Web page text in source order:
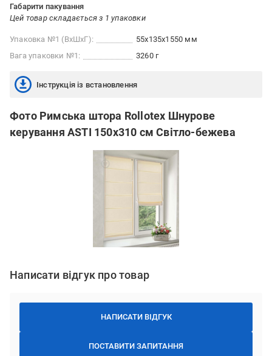
Габарити пакування
Цей товар складається з 1 упаковки
Упаковка №1 (ВхШхГ):
55x135x1550 мм
Вага упаковки №1:
3260 г
Інструкція із встановлення
Фото Римська штора Rollotex Шнурове
керування ASTI 150x310 см Світло-бежева
Написати відгук про товар
НАПИСАТИ ВІДГУК
ПОСТАВИТИ ЗАПИТАННЯ